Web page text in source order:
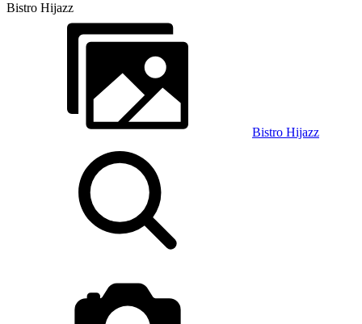
Bistro Hijazz
Bistro Hijazz